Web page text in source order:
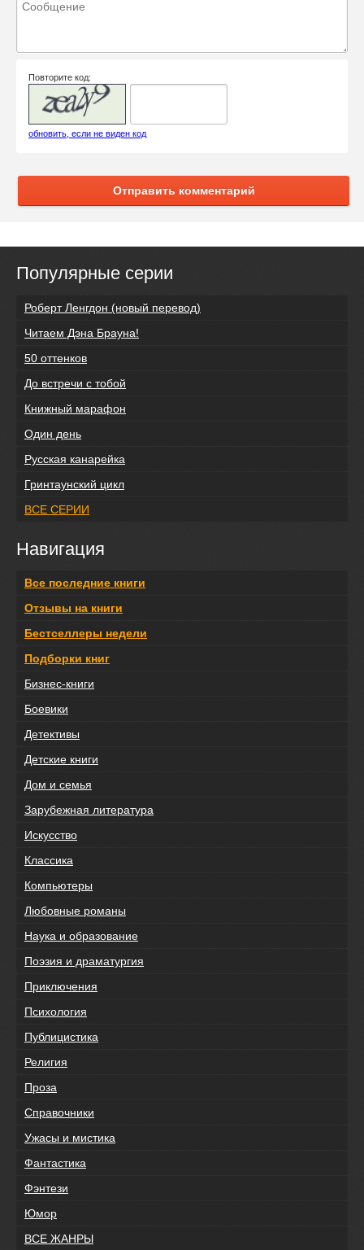
Повторите код:
обновить, если не виден код
Отправить комментарий
Популярные серии
Роберт Ленгдон (новый перевод)
Читаем Дэна Брауна!
50 оттенков
До встречи с тобой
Книжный марафон
Один день
Русская канарейка
Гринтаунский цикл
ВСЕ СЕРИИ
Навигация
Все последние книги
Отзывы на книги
Бестселлеры недели
Подборки книг
Бизнес-книги
Боевики
Детективы
Детские книги
Дом и семья
Зарубежная литература
Искусство
Классика
Компьютеры
Любовные романы
Наука и образование
Поэзия и драматургия
Приключения
Психология
Публицистика
Религия
Проза
Справочники
Ужасы и мистика
Фантастика
Фэнтези
Юмор
ВСЕ ЖАНРЫ